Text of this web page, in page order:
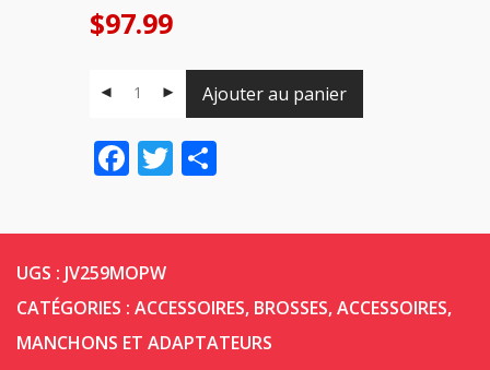
$97.99
Ajouter au panier
Facebook
Twitter
Share
UGS : JV259MOPW
CATÉGORIES : ACCESSOIRES, BROSSES, ACCESSOIRES,
MANCHONS ET ADAPTATEURS